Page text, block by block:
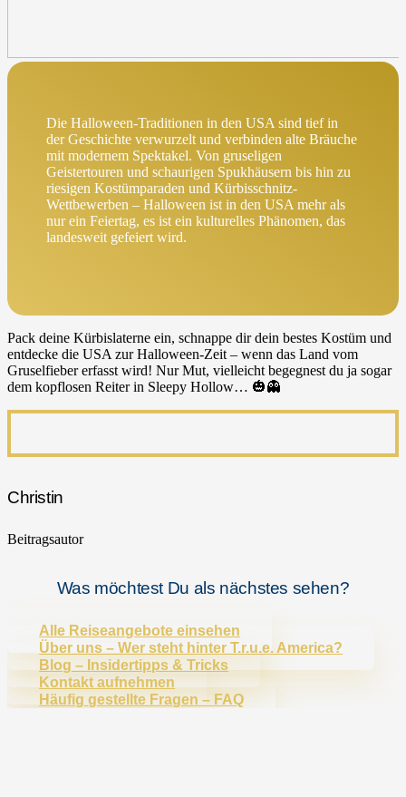
Die Halloween-Traditionen in den USA sind tief in
der Geschichte verwurzelt und verbinden alte Bräuche
mit modernem Spektakel. Von gruseligen
Geistertouren und schaurigen Spukhäusern bis hin zu
riesigen Kostümparaden und Kürbisschnitz-
Wettbewerben – Halloween ist in den USA mehr als
nur ein Feiertag, es ist ein kulturelles Phänomen, das
landesweit gefeiert wird.
Pack deine Kürbislaterne ein, schnappe dir dein bestes Kostüm und
entdecke die USA zur Halloween-Zeit – wenn das Land vom
Gruselfieber erfasst wird! Nur Mut, vielleicht begegnest du ja sogar
dem kopflosen Reiter in Sleepy Hollow… 🎃👻
Christin
Beitragsautor
Was möchtest Du als nächstes sehen?
Alle Reiseangebote einsehen
Über uns – Wer steht hinter T.r.u.e. America?
Blog – Insidertipps & Tricks
Kontakt aufnehmen
Häufig gestellte Fragen – FAQ